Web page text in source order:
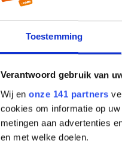
Toestemming
Verantwoord gebruik van
Wij en onze 141 partners
cookies om informatie op
metingen aan advertenties
en met welke doelen.
genoeg
altijd staat
Joey legde
smeekte
‘Lieve
Angelie
bent bijna
Ik kon het
het
Joey keek